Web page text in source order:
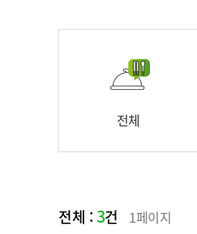
전체
전체 :3건 1페이지